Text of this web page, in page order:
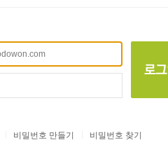
비밀번호 만들기 비밀번호 찾기